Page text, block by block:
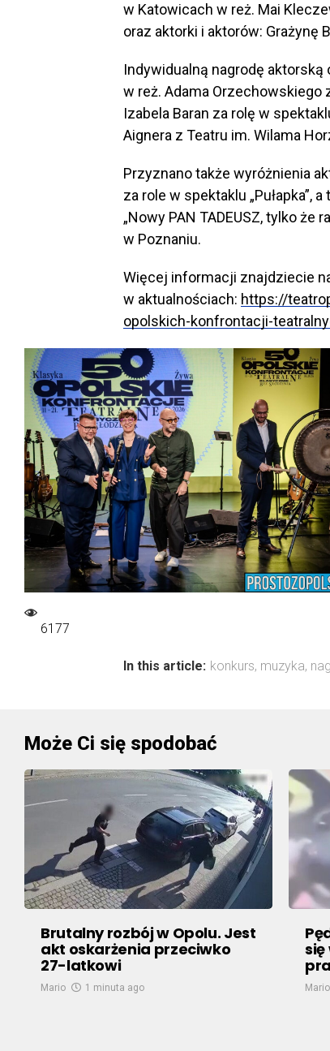
w Katowicach w reż. Mai
oraz aktorki i aktorów: Grażynę
Indywidualną nagrodę aktorską
w reż. Adama Orzechowskiego
Izabela Baran za rolę w
Aignera z Teatru im. Wilama
Przyznano także wyróżnienia
za role w spektaklu „Pułapka”,
„Nowy PAN TADEUSZ, tylko że
w Poznaniu.
Więcej informacji znajdziecie
w aktualnościach: https://
opolskich-konfrontacji-
6177
In this article: konkurs, muzyka,
Może Ci się spodobać
Brutalny rozbój w Opolu. Jest
akt oskarżenia przeciwko
27-latkowi
Mario 1 minuta ago
się
Mario